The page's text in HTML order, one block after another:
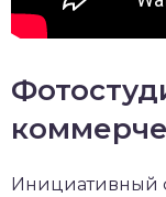
Инициативный